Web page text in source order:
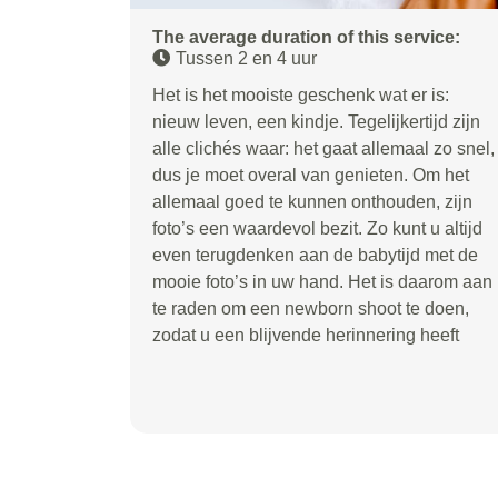
The average duration of this service:
Tussen 2 en 4 uur
Het is het mooiste geschenk wat er is:
nieuw leven, een kindje. Tegelijkertijd zijn
alle clichés waar: het gaat allemaal zo snel,
dus je moet overal van genieten. Om het
allemaal goed te kunnen onthouden, zijn
foto’s een waardevol bezit. Zo kunt u altijd
even terugdenken aan de babytijd met de
mooie foto’s in uw hand. Het is daarom aan
te raden om een newborn shoot te doen,
zodat u een blijvende herinnering heeft